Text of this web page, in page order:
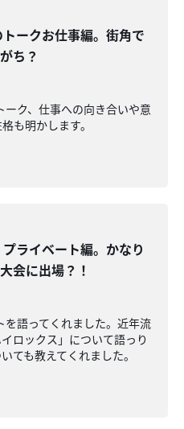
ークお仕事編。街角で
ち？
ク、仕事への向き合いや意
も明かします。
ライベート編。かなり
会に出場？！
語ってくれました。近年流
ロックス」について語っり
ても教えてくれました。